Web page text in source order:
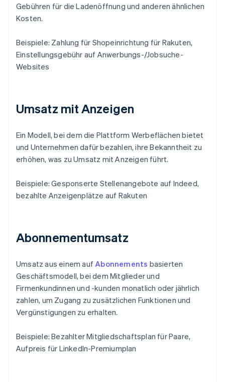
Gebühren für die Ladenöffnung und anderen ähnlichen
Kosten.
Beispiele: Zahlung für Shopeinrichtung für Rakuten,
Einstellungsgebühr auf Anwerbungs-/Jobsuche-
Websites
Umsatz mit Anzeigen
Ein Modell, bei dem die Plattform Werbeflächen bietet
und Unternehmen dafür bezahlen, ihre Bekanntheit zu
erhöhen, was zu Umsatz mit Anzeigen führt.
Beispiele: Gesponserte Stellenangebote auf Indeed,
bezahlte Anzeigenplätze auf Rakuten
Abonnementumsatz
Umsatz aus einem aufAbonnements basierten
Geschäftsmodell, bei dem Mitglieder und
Firmenkundinnen und -kunden monatlich oder jährlich
zahlen, um Zugang zu zusätzlichen Funktionen und
Vergünstigungen zu erhalten.
Beispiele: Bezahlter Mitgliedschaftsplan für Paare,
Aufpreis für LinkedIn-Premiumplan